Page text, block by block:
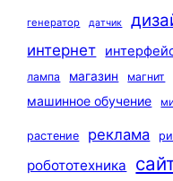
генератор датчик
интернет
лампа
магазин магнит
машинное обучение
растение реклама
робототехника